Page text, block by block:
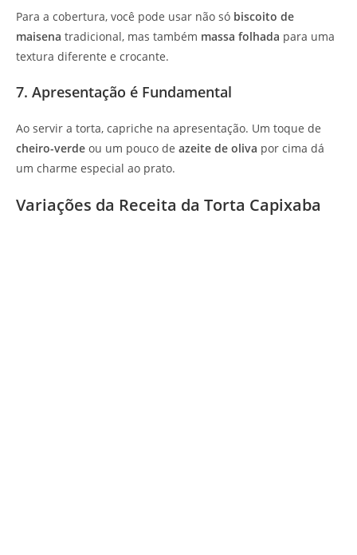
Para a cobertura, você pode usar não só biscoito de
maisena tradicional, mas também massa folhada para uma
textura diferente e crocante.
7. Apresentação é Fundamental
Ao servir a torta, capriche na apresentação. Um toque de
cheiro-verde ou um pouco de azeite de oliva por cima dá
um charme especial ao prato.
Variações da Receita da Torta Capixaba